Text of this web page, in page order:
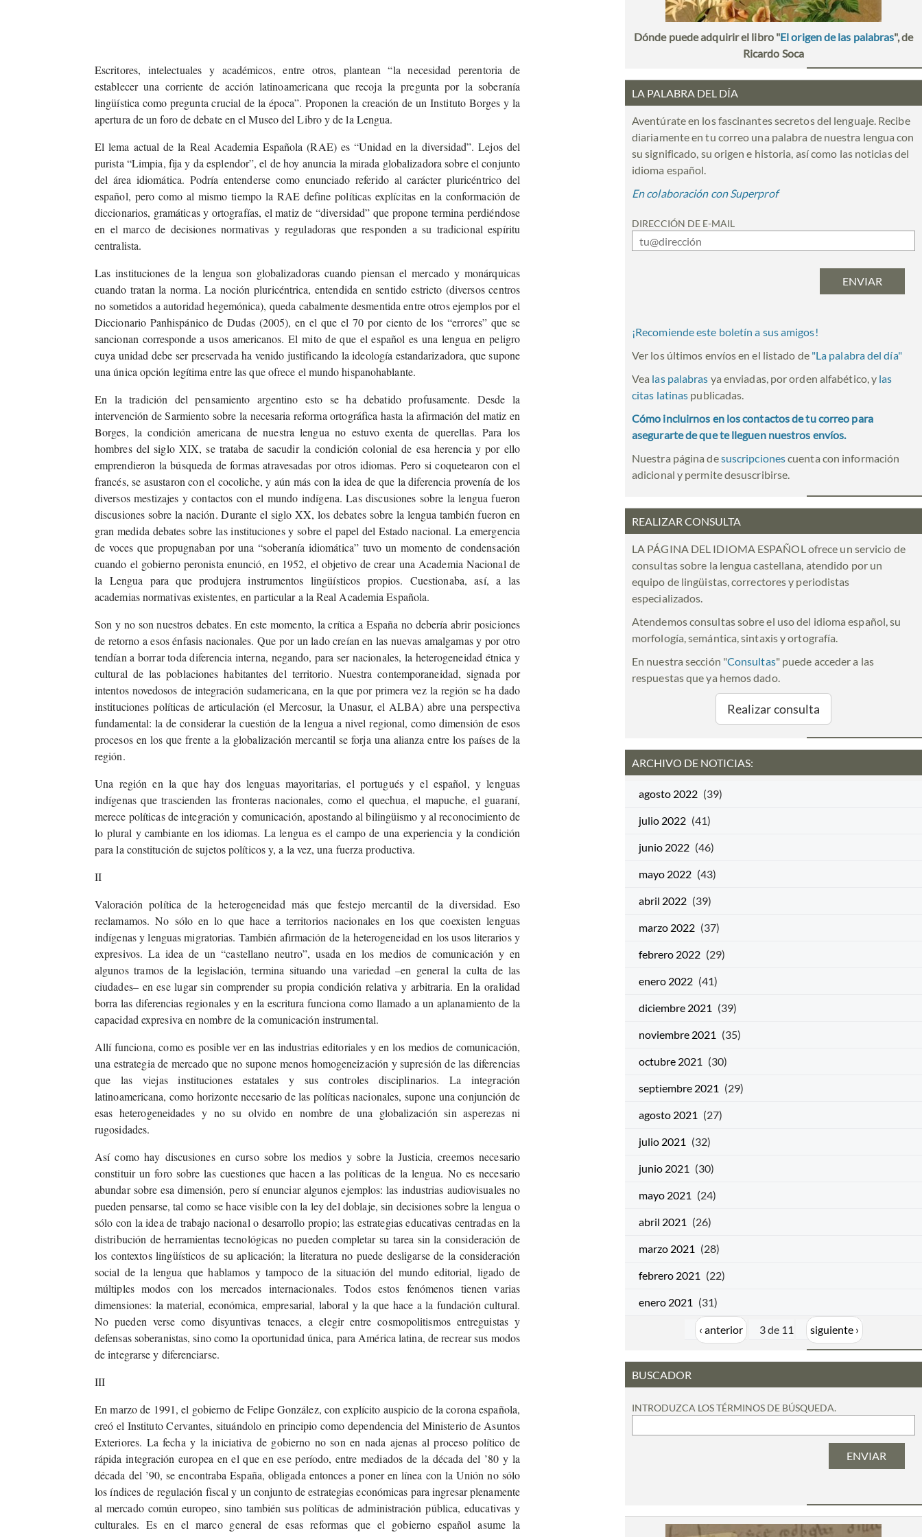
Escritores, intelectuales y académicos, entre otros, plantean “la necesidad perentoria de
establecer una corriente de acción latinoamericana que recoja la pregunta por la soberanía
lingüística como pregunta crucial de la época”. Proponen la creación de un Instituto Borges y la
apertura de un foro de debate en el Museo del Libro y de la Lengua.
El lema actual de la Real Academia Española (RAE) es “Unidad en la diversidad”. Lejos del
purista “Limpia, fija y da esplendor”, el de hoy anuncia la mirada globalizadora sobre el conjunto
del área idiomática. Podría entenderse como enunciado referido al carácter pluricéntrico del
español, pero como al mismo tiempo la RAE define políticas explícitas en la conformación de
diccionarios, gramáticas y ortografías, el matiz de “diversidad” que propone termina perdiéndose
en el marco de decisiones normativas y reguladoras que responden a su tradicional espíritu
centralista.
Las instituciones de la lengua son globalizadoras cuando piensan el mercado y monárquicas
cuando tratan la norma. La noción pluricéntrica, entendida en sentido estricto (diversos centros
no sometidos a autoridad hegemónica), queda cabalmente desmentida entre otros ejemplos por el
Diccionario Panhispánico de Dudas (2005), en el que el 70 por ciento de los “errores” que se
sancionan corresponde a usos americanos. El mito de que el español es una lengua en peligro
cuya unidad debe ser preservada ha venido justificando la ideología estandarizadora, que supone
una única opción legítima entre las que ofrece el mundo hispanohablante.
En la tradición del pensamiento argentino esto se ha debatido profusamente. Desde la
intervención de Sarmiento sobre la necesaria reforma ortográfica hasta la afirmación del matiz en
Borges, la condición americana de nuestra lengua no estuvo exenta de querellas. Para los
hombres del siglo XIX, se trataba de sacudir la condición colonial de esa herencia y por ello
emprendieron la búsqueda de formas atravesadas por otros idiomas. Pero si coquetearon con el
francés, se asustaron con el cocoliche, y aún más con la idea de que la diferencia provenía de los
diversos mestizajes y contactos con el mundo indígena. Las discusiones sobre la lengua fueron
discusiones sobre la nación. Durante el siglo XX, los debates sobre la lengua también fueron en
gran medida debates sobre las instituciones y sobre el papel del Estado nacional. La emergencia
de voces que propugnaban por una “soberanía idiomática” tuvo un momento de condensación
cuando el gobierno peronista enunció, en 1952, el objetivo de crear una Academia Nacional de
la Lengua para que produjera instrumentos lingüísticos propios. Cuestionaba, así, a las
academias normativas existentes, en particular a la Real Academia Española.
Son y no son nuestros debates. En este momento, la crítica a España no debería abrir posiciones
de retorno a esos énfasis nacionales. Que por un lado creían en las nuevas amalgamas y por otro
tendían a borrar toda diferencia interna, negando, para ser nacionales, la heterogeneidad étnica y
cultural de las poblaciones habitantes del territorio. Nuestra contemporaneidad, signada por
intentos novedosos de integración sudamericana, en la que por primera vez la región se ha dado
instituciones políticas de articulación (el Mercosur, la Unasur, el ALBA) abre una perspectiva
fundamental: la de considerar la cuestión de la lengua a nivel regional, como dimensión de esos
procesos en los que frente a la globalización mercantil se forja una alianza entre los países de la
región.
Una región en la que hay dos lenguas mayoritarias, el portugués y el español, y lenguas
indígenas que trascienden las fronteras nacionales, como el quechua, el mapuche, el guaraní,
merece políticas de integración y comunicación, apostando al bilingüismo y al reconocimiento de
lo plural y cambiante en los idiomas. La lengua es el campo de una experiencia y la condición
para la constitución de sujetos políticos y, a la vez, una fuerza productiva.
II
Valoración política de la heterogeneidad más que festejo mercantil de la diversidad. Eso
reclamamos. No sólo en lo que hace a territorios nacionales en los que coexisten lenguas
indígenas y lenguas migratorias. También afirmación de la heterogeneidad en los usos literarios y
expresivos. La idea de un “castellano neutro”, usada en los medios de comunicación y en
algunos tramos de la legislación, termina situando una variedad –en general la culta de las
ciudades– en ese lugar sin comprender su propia condición relativa y arbitraria. En la oralidad
borra las diferencias regionales y en la escritura funciona como llamado a un aplanamiento de la
capacidad expresiva en nombre de la comunicación instrumental.
Allí funciona, como es posible ver en las industrias editoriales y en los medios de comunicación,
una estrategia de mercado que no supone menos homogeneización y supresión de las diferencias
que las viejas instituciones estatales y sus controles disciplinarios. La integración
latinoamericana, como horizonte necesario de las políticas nacionales, supone una conjunción de
esas heterogeneidades y no su olvido en nombre de una globalización sin asperezas ni
rugosidades.
Así como hay discusiones en curso sobre los medios y sobre la Justicia, creemos necesario
constituir un foro sobre las cuestiones que hacen a las políticas de la lengua. No es necesario
abundar sobre esa dimensión, pero sí enunciar algunos ejemplos: las industrias audiovisuales no
pueden pensarse, tal como se hace visible con la ley del doblaje, sin decisiones sobre la lengua o
sólo con la idea de trabajo nacional o desarrollo propio; las estrategias educativas centradas en la
distribución de herramientas tecnológicas no pueden completar su tarea sin la consideración de
los contextos lingüísticos de su aplicación; la literatura no puede desligarse de la consideración
social de la lengua que hablamos y tampoco de la situación del mundo editorial, ligado de
múltiples modos con los mercados internacionales. Todos estos fenómenos tienen varias
dimensiones: la material, económica, empresarial, laboral y la que hace a la fundación cultural.
No pueden verse como disyuntivas tenaces, a elegir entre cosmopolitismos entreguistas y
defensas soberanistas, sino como la oportunidad única, para América latina, de recrear sus modos
de integrarse y diferenciarse.
III
En marzo de 1991, el gobierno de Felipe González, con explícito auspicio de la corona española,
creó el Instituto Cervantes, situándolo en principio como dependencia del Ministerio de Asuntos
Exteriores. La fecha y la iniciativa de gobierno no son en nada ajenas al proceso político de
rápida integración europea en el que en ese período, entre mediados de la década del ’80 y la
década del ’90, se encontraba España, obligada entonces a poner en línea con la Unión no sólo
los índices de regulación fiscal y un conjunto de estrategias económicas para ingresar plenamente
al mercado común europeo, sino también sus políticas de administración pública, educativas y
culturales. Es en el marco general de esas reformas que el gobierno español asume la
Dónde puede adquirir el libro "El origen de las palabras", de
Ricardo Soca
LA PALABRA DEL DÍA
Aventúrate en los fascinantes secretos del lenguaje. Recibe
diariamente en tu correo una palabra de nuestra lengua con
su significado, su origen e historia, así como las noticias del
idioma español.
En colaboración con Superprof
DIRECCIÓN DE E-MAIL
¡Recomiende este boletín a sus amigos!
Ver los últimos envíos en el listado de "La palabra del día"
Vea las palabras ya enviadas, por orden alfabético, y las
citas latinas publicadas.
Cómo incluirnos en los contactos de tu correo para
asegurarte de que te lleguen nuestros envíos.
Nuestra página desuscripcionescuenta con información
adicional y permite desuscribirse.
REALIZAR CONSULTA
LA PÁGINA DEL IDIOMA ESPAÑOL ofrece un servicio de
consultas sobre la lengua castellana, atendido por un
equipo de lingüistas, correctores y periodistas
especializados.
Atendemos consultas sobre el uso del idioma español, su
morfología, semántica, sintaxis y ortografía.
En nuestra sección "Consultas" puede acceder a las
respuestas que ya hemos dado.
Realizar consulta
ARCHIVO DE NOTICIAS:
agosto 2022 (39)
julio 2022 (41)
junio 2022 (46)
mayo 2022 (43)
abril 2022 (39)
marzo 2022 (37)
febrero 2022 (29)
enero 2022 (41)
diciembre 2021 (39)
noviembre 2021 (35)
octubre 2021 (30)
septiembre 2021 (29)
agosto 2021 (27)
julio 2021 (32)
junio 2021 (30)
mayo 2021 (24)
abril 2021 (26)
marzo 2021 (28)
febrero 2021 (22)
enero 2021 (31)
‹ anterior 3 de 11 siguiente ›
BUSCADOR
INTRODUZCA LOS TÉRMINOS DE BÚSQUEDA.